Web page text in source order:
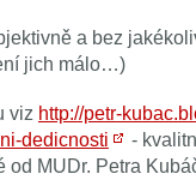
a bez
jich málo…)
viz http://petr-
dedicnosti
-
od MUDr. Petra